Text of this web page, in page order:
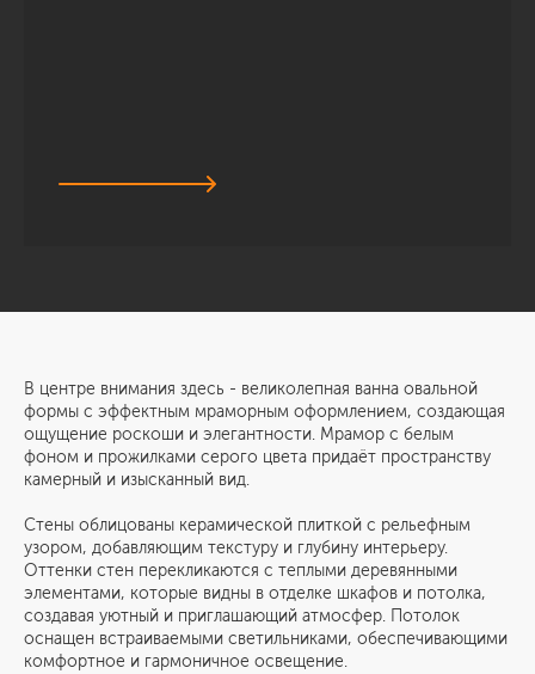
В центре внимания здесь - великолепная ванна овальной
формы с эффектным мраморным оформлением, создающая
ощущение роскоши и элегантности. Мрамор с белым
фоном и прожилками серого цвета придаёт пространству
камерный и изысканный вид.
Стены облицованы керамической плиткой с рельефным
узором, добавляющим текстуру и глубину интерьеру.
Оттенки стен перекликаются с теплыми деревянными
элементами, которые видны в отделке шкафов и потолка,
создавая уютный и приглашающий атмосфер. Потолок
оснащен встраиваемыми светильниками, обеспечивающими
комфортное и гармоничное освещение.